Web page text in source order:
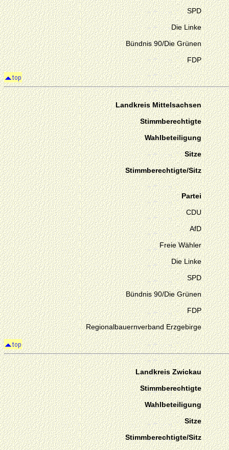
SPD
Die Linke
Bündnis 90/Die Grünen
FDP
Landkreis Mittelsachsen
Stimmberechtigte
Wahlbeteiligung
Sitze
Stimmberechtigte/Sitz
Partei
CDU
AfD
Freie Wähler
Die Linke
SPD
Bündnis 90/Die Grünen
FDP
Regionalbauernverband Erzgebirge
Landkreis Zwickau
Stimmberechtigte
Wahlbeteiligung
Sitze
Stimmberechtigte/Sitz